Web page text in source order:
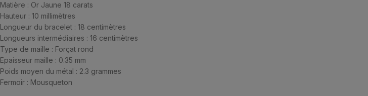
Matière : Or Jaune 18 carats
Hauteur : 10 millimètres
Longueur du bracelet : 18 centimètres
Longueurs intermédiaires : 16 centimètres
Type de maille : Forçat rond
Epaisseur maille : 0.35 mm
Poids moyen du métal : 2.3 grammes
Fermoir : Mousqueton